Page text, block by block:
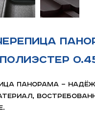
Панорама —